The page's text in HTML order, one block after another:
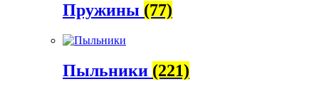
Пружины (77)
Пыльники (221)